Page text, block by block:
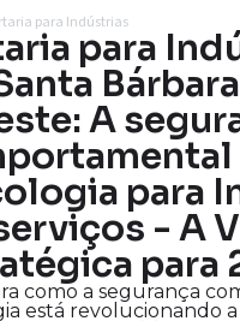
para Indústrias
para
Bárbara
A
para
- A
para
como a segurança
está revolucionando